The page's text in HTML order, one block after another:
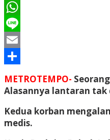
LinkedIn
WhatsApp
Line
Email
METROTEMPO-
Alasannya lantaran tak
Kedua korban
medis.